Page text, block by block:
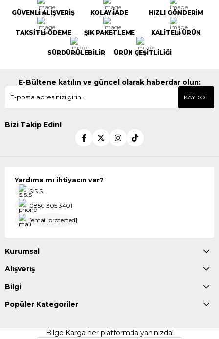
GÜVENLİ ALIŞVERİŞ KOLAY İADE HIZLI GÖNDERİM
TAKSİTLİ ÖDEME ŞIK PAKETLEME KALİTELİ ÜRÜN
SÜRDÜRÜLEBİLİR ÜRÜN ÇEŞİTLİLİĞİ
E-Bültene katılın ve güncel olarak haberdar olun:
KAYDOL
Bizi Takip Edin!
Yardıma mı ihtiyacın var?
S.S.S.
0850 305 3401
[email protected]
Kurumsal
Alışveriş
Bilgi
Popüler Kategoriler
Bilge Karga her platformda yanınızda!